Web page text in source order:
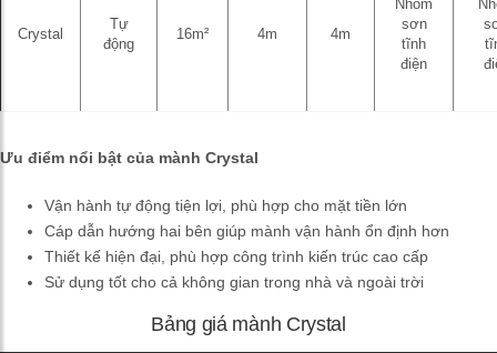
Crystal
Tự
động
16m² 4m 4m
Nhôm
sơn
tĩnh
điện
Ưu điểm nổi bật của mành Crystal
Vận hành tự động tiện lợi, phù hợp cho mặt tiền lớn
Cáp dẫn hướng hai bên giúp mành vận hành ổn định hơn
Thiết kế hiện đại, phù hợp công trình kiến trúc cao cấp
Sử dụng tốt cho cả không gian trong nhà và ngoài trời
Bảng giá mành Crystal